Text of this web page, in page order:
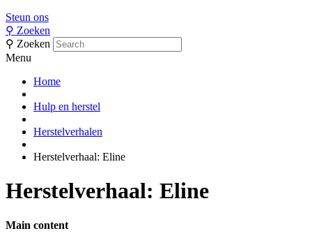
Steun ons
⚲ Zoeken
⚲ Zoeken
Menu
Home
Hulp en herstel
Herstelverhalen
Herstelverhaal: Eline
Herstelverhaal: Eline
Main content